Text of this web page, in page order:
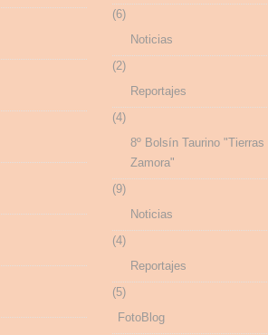
(6)
Noticias
(2)
Reportajes
(4)
8º Bolsín Taurino "Tierras
Zamora"
(9)
Noticias
(4)
Reportajes
(5)
FotoBlog